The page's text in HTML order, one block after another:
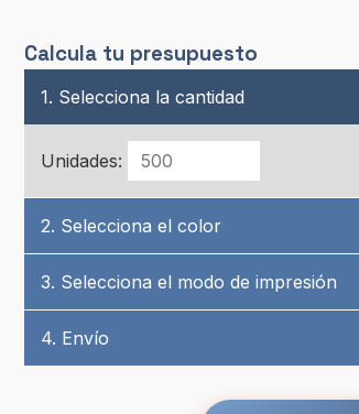
Calcula tu presupuesto
1. Selecciona la cantidad
Unidades:
2. Selecciona el color
3. Selecciona el modo de impresión
4. Envío